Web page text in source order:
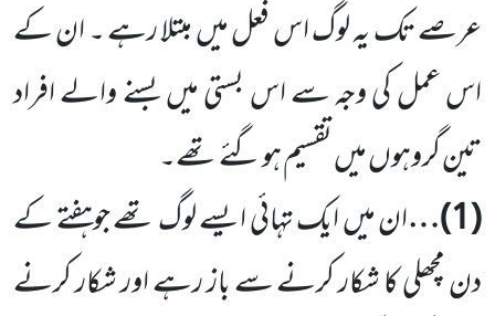
عرصے تک یہ لوگ اس فعل میں مبتلا رہے ۔ ان کے
اس عمل کی وجہ سے اس بستی میں بسنے والے افراد
تین گروہوں میں تقسیم ہو گئےتھے۔
(
1
)…ان میں ایک تہائی ایسے لوگ تھے جوہفتے کے
دن مچھلی کا شکار کرنے سے باز رہے اور شکار کرنے